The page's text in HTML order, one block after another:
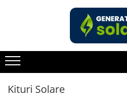
Acasa
Statii de Alimentare Portabile
Kituri Solare